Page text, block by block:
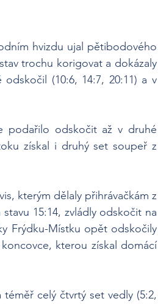
hvizdu ujal pětibodového
trochu korigovat a dokázaly
(10:6, 14:7, 20:11) a v
podařilo odskočit až v druhé
získal i druhý set soupeř z
kterým dělaly přihrávačkám z
15:14, zvládly odskočit na
Frýdku-Místku opět odskočily
kterou získal domácí
celý čtvrtý set vedly (5:2,